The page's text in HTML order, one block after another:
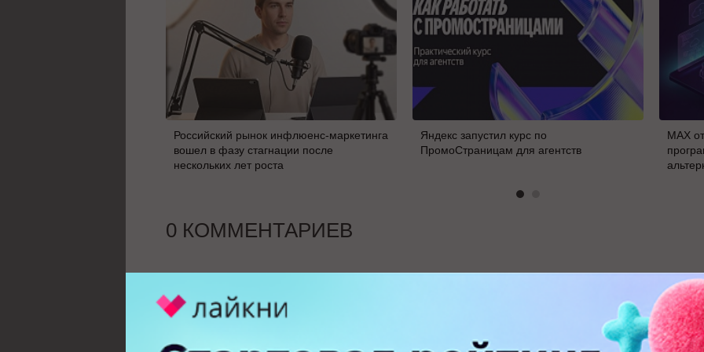
Российский рынок инфлюенс-маркетинга
вошел в фазу стагнации после
нескольких лет роста
Яндекс запустил курс по
ПромоСтраницам для агентств
MAX
0 КОММЕНТАРИЕВ